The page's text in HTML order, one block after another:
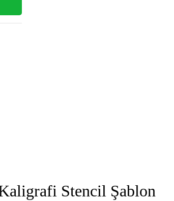
Stencil Şablon